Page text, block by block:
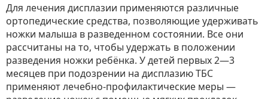
Для лечения дисплазии применяются различные
ортопедические средства, позволяющие удерживать
ножки малыша в разведенном состоянии. Все они
рассчитаны на то, чтобы удержать в положении
разведения ножки ребёнка. У детей первых 2—3
месяцев при подозрении на дисплазию ТБС
применяют лечебно-профилактические меры —